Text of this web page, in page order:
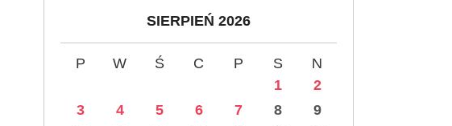
SIERPIEŃ 2026
P W Ś C P S
N
1
2
3
4 5 6 7 8
9